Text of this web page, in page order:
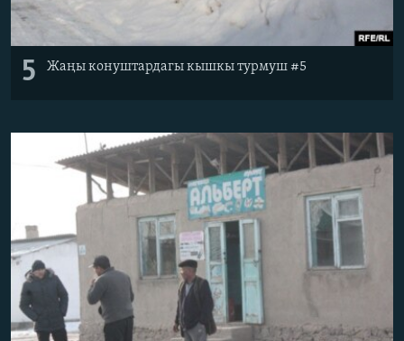
5 Жаңы конуштардагы кышкы турмуш #5